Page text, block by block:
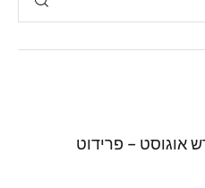
אוגוסט – פרידוט